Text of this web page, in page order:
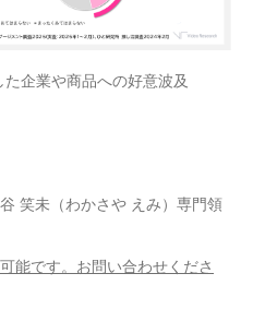
た企業や商品への好意波及
笑未（わかさや えみ）専門領
能です。お問い合わせくださ